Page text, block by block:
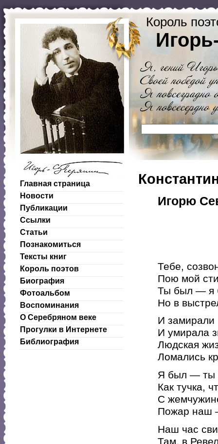
Король
Главная страница
Новости
Публикации
Ссылки
Статьи
Познакомиться
Тексты книг
Король поэтов
Биография
Фотоальбом
Воспоминания
О Серебряном веке
Прогулки в Интернете
Библиография
Игорю
Тебе,
Пою мой
Ты был — я
Но в
И замирали
И умирала
Людская
Ломались
Я был — ты
Как тучка,
С
Пожар наш
Наш час
Там, в